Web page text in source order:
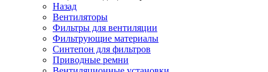
Назад
Вентиляторы
Фильтры для вентиляции
Фильтрующие материалы
Синтепон для фильтров
Приводные ремни